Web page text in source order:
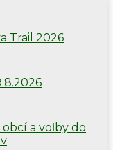
Trail 2026
a voľby do